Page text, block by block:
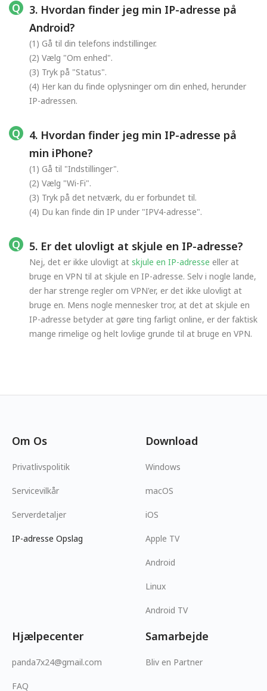
3. Hvordan finder jeg min IP-adresse på
Android?
(1) Gå til din telefons indstillinger.
(2) Vælg "Om enhed".
(3) Tryk på "Status".
(4) Her kan du finde oplysninger om din enhed, herunder
IP-adressen.
4. Hvordan finder jeg min IP-adresse på
min iPhone?
(1) Gå til "Indstillinger".
(2) Vælg "Wi-Fi".
(3) Tryk på det netværk, du er forbundet til.
(4) Du kan finde din IP under "IPV4-adresse".
5. Er det ulovligt at skjule en IP-adresse?
Nej, det er ikke ulovligt at skjule en IP-adresse eller at
bruge en VPN til at skjule en IP-adresse. Selv i nogle lande,
der har strenge regler om VPN'er, er det ikke ulovligt at
bruge en. Mens nogle mennesker tror, at det at skjule en
IP-adresse betyder at gøre ting farligt online, er der faktisk
mange rimelige og helt lovlige grunde til at bruge en VPN.
Om Os
Privatlivspolitik
Servicevilkår
Serverdetaljer
IP-adresse Opslag
Download
Windows
macOS
iOS
Apple TV
Android
Linux
Android TV
Hjælpecenter
panda7x24@gmail.com
FAQ
Samarbejde
Bliv en Partner